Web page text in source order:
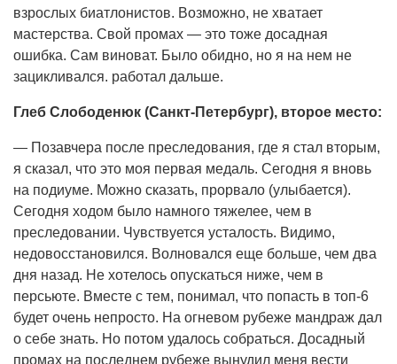
взрослых биатлонистов. Возможно, не хватает
мастерства. Свой промах — это тоже досадная
ошибка. Сам виноват. Было обидно, но я на нем не
зацикливался. работал дальше.
Глеб Слободенюк (Санкт-Петербург), второе место:
— Позавчера после преследования, где я стал вторым,
я сказал, что это моя первая медаль. Сегодня я вновь
на подиуме. Можно сказать, прорвало (улыбается).
Сегодня ходом было намного тяжелее, чем в
преследовании. Чувствуется усталость. Видимо,
недовосстановился. Волновался еще больше, чем два
дня назад. Не хотелось опускаться ниже, чем в
персьюте. Вместе с тем, понимал, что попасть в топ-6
будет очень непросто. На огневом рубеже мандраж дал
о себе знать. Но потом удалось собраться. Досадный
промах на последнем рубеже вынудил меня вести